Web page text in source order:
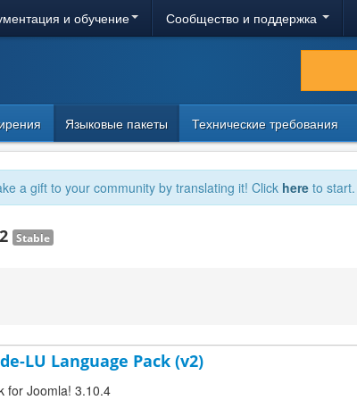
и обучение Сообщество и поддержка
Языковые пакеты Технические требования
a gift to your community by translating it! Click here to start.
Stable
LU Language Pack (v2)
for Joomla! 3.10.4